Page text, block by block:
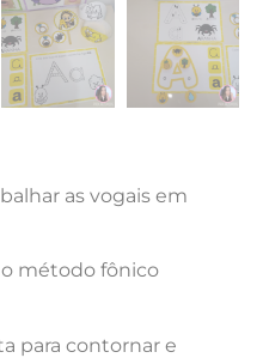
as vogais em
o método fônico
para contornar e